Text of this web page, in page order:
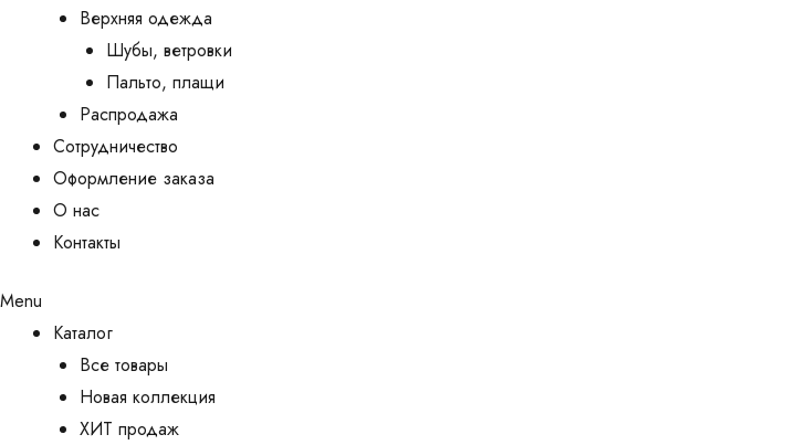
Верхняя одежда
Шубы, ветровки
Пальто, плащи
Распродажа
Сотрудничество
Оформление заказа
О нас
Контакты
Menu
Каталог
Все товары
Новая коллекция
ХИТ продаж